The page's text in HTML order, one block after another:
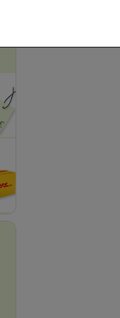
verzichtet werden